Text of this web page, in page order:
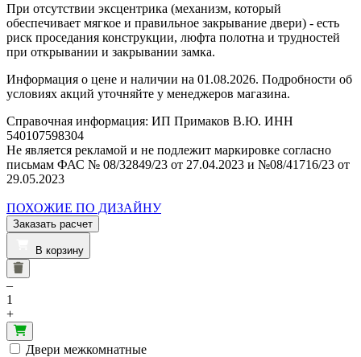
При отсутствии эксцентрика (механизм, который
обеспечивает мягкое и правильное закрывание двери) - есть
риск проседания конструкции, люфта полотна и трудностей
при открывании и закрывании замка.
Информация о цене и наличии на 01.08.2026. Подробности об
условиях акций уточняйте у менеджеров магазина.
Справочная информация: ИП Примаков В.Ю. ИНН
540107598304
Не является рекламой и не подлежит маркировке согласно
письмам ФАС № 08/32849/23 от 27.04.2023 и №08/41716/23 от
29.05.2023
ПОХОЖИЕ ПО ДИЗАЙНУ
Заказать расчет
В корзину
–
1
+
Двери межкомнатные